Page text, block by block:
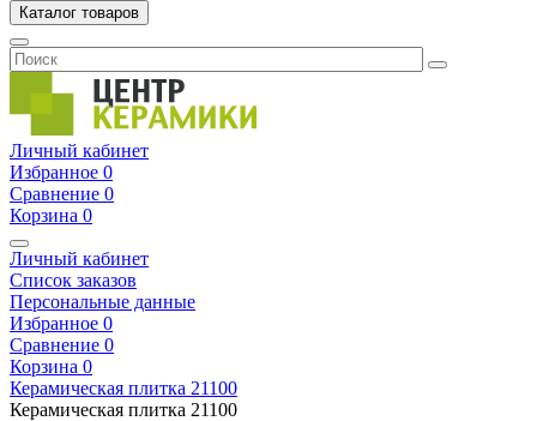
Каталог товаров
Личный кабинет
Избранное 0
Сравнение 0
Корзина 0
Личный кабинет
Список заказов
Персональные данные
Избранное 0
Сравнение 0
Корзина 0
Керамическая плитка 21100
Керамическая плитка 21100